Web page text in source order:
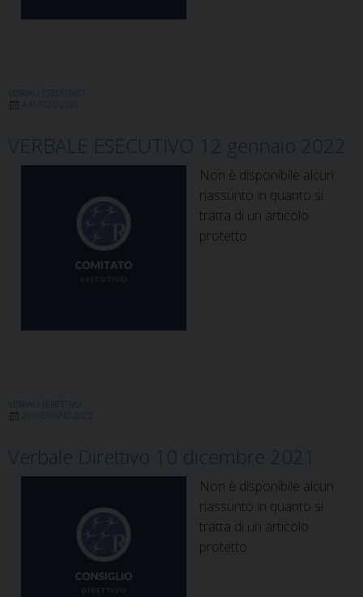
VERBALI ESECUTIVO
4 MARZO 2022
VERBALE ESECUTIVO 12 gennaio 2022
Non è disponibile alcun
riassunto in quanto si
tratta di un articolo
protetto.
VERBALI DIRETTIVO
26 GENNAIO 2022
Verbale Direttivo 10 dicembre 2021
Non è disponibile alcun
riassunto in quanto si
tratta di un articolo
protetto.